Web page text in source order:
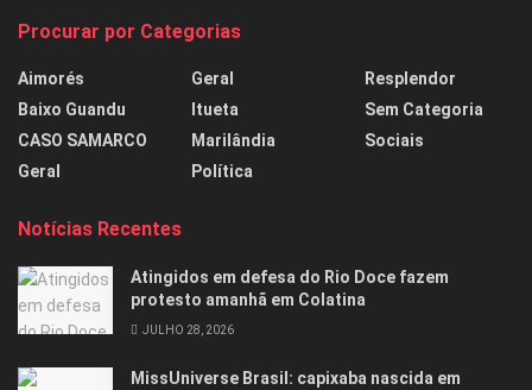
Procurar por Categorias
Aimorés
Baixo Guandu
CASO SAMARCO
Geral
Geral
Itueta
Marilândia
Política
Resplendor
Sem Categoria
Sociais
Notícias Recentes
Atingidos em defesa do Rio Doce fazem
protesto amanhã em Colatina
JULHO 28, 2026
MissUniverse Brasil: capixaba nascida em